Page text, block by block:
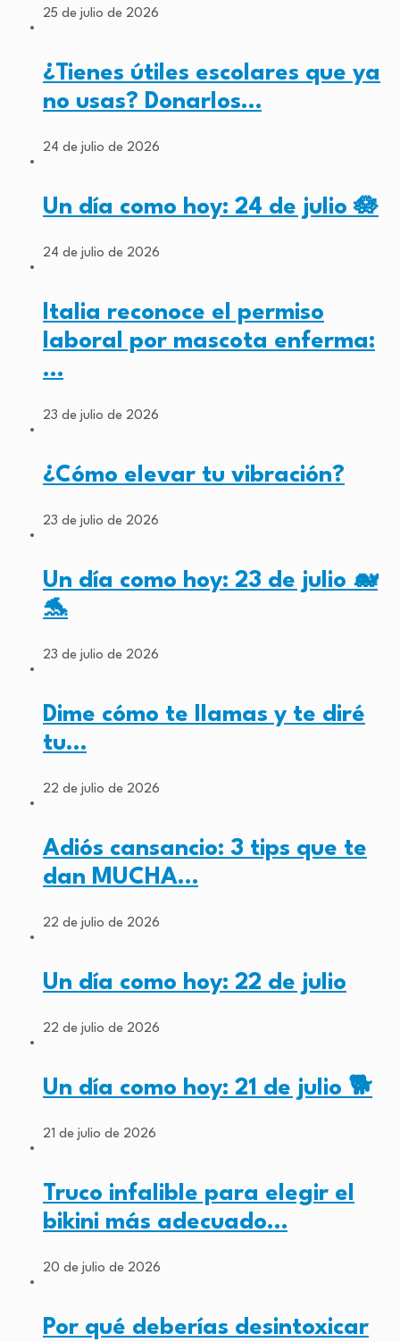
25 de julio de 2026
¿Tienes útiles escolares que ya
no usas? Donarlos…
24 de julio de 2026
Un día como hoy: 24 de julio 🪷
24 de julio de 2026
Italia reconoce el permiso
laboral por mascota enferma:
…
23 de julio de 2026
¿Cómo elevar tu vibración?
23 de julio de 2026
Un día como hoy: 23 de julio 🐋
🐬
23 de julio de 2026
Dime cómo te llamas y te diré
tu…
22 de julio de 2026
Adiós cansancio: 3 tips que te
dan MUCHA…
22 de julio de 2026
Un día como hoy: 22 de julio
22 de julio de 2026
Un día como hoy: 21 de julio 🐕
21 de julio de 2026
Truco infalible para elegir el
bikini más adecuado…
20 de julio de 2026
Por qué deberías desintoxicar